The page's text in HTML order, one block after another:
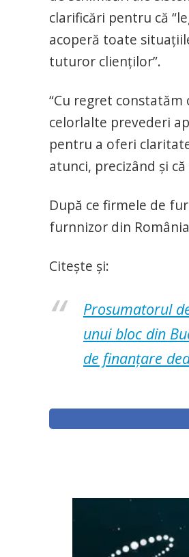
clarificări pentru că
acoperă toate
tuturor clienților”.
“Cu regret
celorlalte prevederi
pentru a oferi
atunci, precizând și
După ce firmele de
furnnizor din
Citește și:
Prosumatorul
unui bloc din
de finanțare